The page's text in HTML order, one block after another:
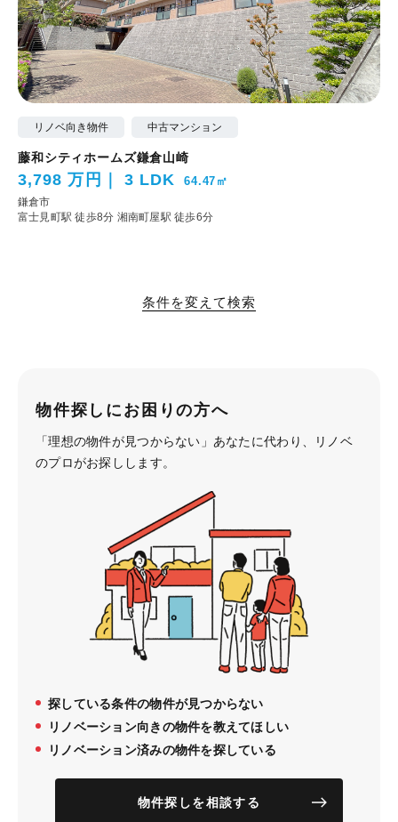
リノベ向き物件 中古マンション
藤和シティホームズ鎌倉山崎
3,798 万円 3 LDK 64.47㎡
鎌倉市
富士見町駅 徒歩8分 湘南町屋駅 徒歩6分
条件を変えて検索
物件探しにお困りの方へ
「理想の物件が見つからない」あなたに代わり、
リノベ
のプロがお探しします。
探している条件の物件が見つからない
リノベーション向きの物件を教えてほしい
リノベーション済みの物件を探している
物件探しを相談する